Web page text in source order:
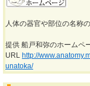
人体の器官や部位の名称
提供 船戸和弥のホームペ
URL http://
unatoka/